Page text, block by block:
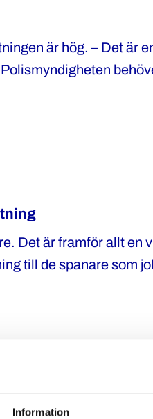
Information
är hög. – Det är
Det är framför allt en
till de spanare som